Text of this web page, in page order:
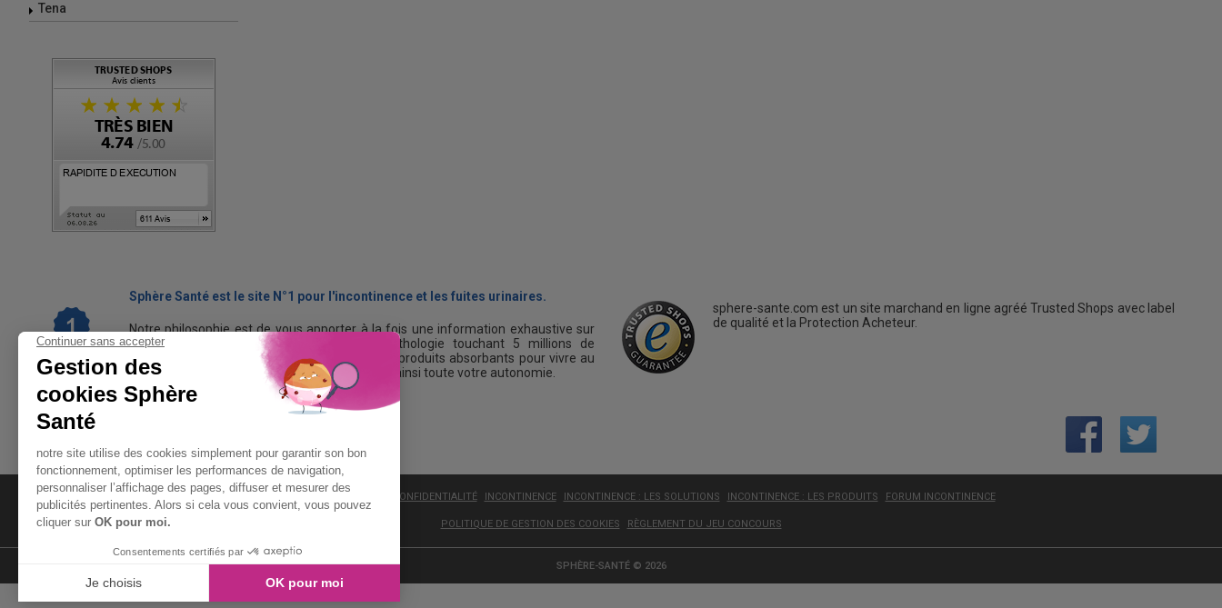
Tena
Sphère Santé est le site N°1 pour l'incontinence et les fuites urinaires.
Notre philosophie est de vous apporter à la fois une information exhaustive sur
les causes et les traitements de cette pathologie touchant 5 millions de
personnes en France, ainsi qu'une gamme de produits absorbants pour vivre au
quotidien avec les fuites urinaires et retrouver ainsi toute votre autonomie.
sphere-sante.com est un site marchand en ligne agréé Trusted Shops avec label
de qualité et la Protection Acheteur.
CONFIDENTIALITÉ INCONTINENCE INCONTINENCE : LES SOLUTIONS INCONTINENCE : LES PRODUITS FORUM INCONTINENCE
POLITIQUE DE GESTION DES COOKIES RÈGLEMENT DU JEU CONCOURS
SPHÈRE-SANTÉ © 2026